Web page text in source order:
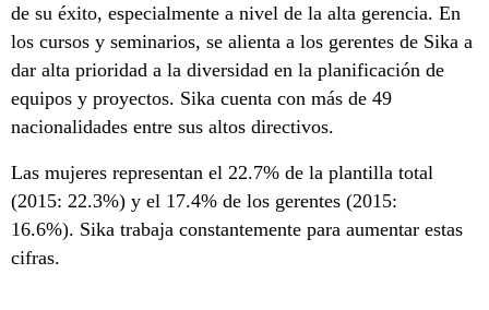
de su éxito, especialmente a nivel de la alta gerencia. En
los cursos y seminarios, se alienta a los gerentes de Sika a
dar alta prioridad a la diversidad en la planificación de
equipos y proyectos. Sika cuenta con más de 49
nacionalidades entre sus altos directivos.
Las mujeres representan el 22.7% de la plantilla total
(2015: 22.3%) y el 17.4% de los gerentes (2015:
16.6%). Sika trabaja constantemente para aumentar estas
cifras.